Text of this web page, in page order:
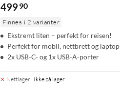
499 90
Finnes i 2 varianter
Ekstremt liten – perfekt for reisen!
Perfekt for mobil, nettbrett og laptop
2x USB-C- og 1x USB-A-porter
Nettlager: Ikke på lager